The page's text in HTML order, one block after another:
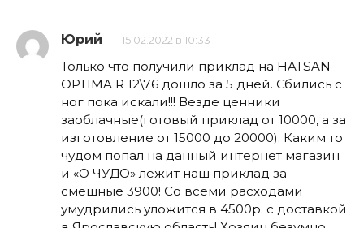
Юрий 15.02.2022 в 10:33
Только что получили приклад на HATSAN
OPTIMA R 12\76 дошло за 5 дней. Сбились с
ног пока искали!!! Везде ценники
заоблачные(готовый приклад от 10000, а за
изготовление от 15000 до 20000). Каким то
чудом попал на данный интернет магазин
и «О ЧУДО» лежит наш приклад за
смешные 3900! Со всеми расходами
умудрились уложится в 4500р. с доставкой